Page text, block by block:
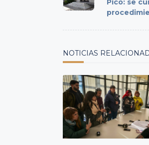
screen-
Pico: se
NOTICIAS